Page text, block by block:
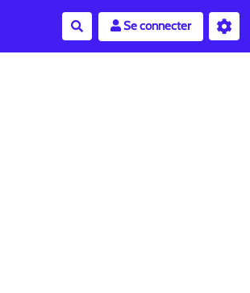
RechercherSe connecter